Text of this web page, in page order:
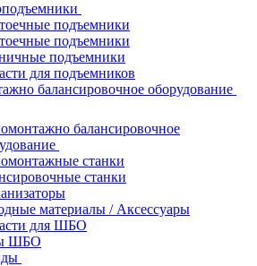
подъемники
подъемники
подъемники
для подъемников
балансировочное оборудование
балансировочное
станки
станки
материалы / Аксессуары
для ШБО
ШБО